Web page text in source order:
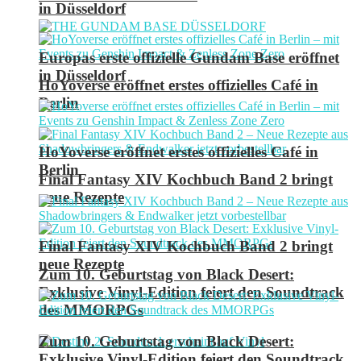
in Düsseldorf
HoYoverse eröffnet erstes offizielles Café in
Berlin
Final Fantasy XIV Kochbuch Band 2 bringt
neue Rezepte
Zum 10. Geburtstag von Black Desert:
Exklusive Vinyl-Edition feiert den Soundtrack
des MMORPGs
Europas erste offizielle Gundam Base eröffnet
in Düsseldorf
HoYoverse eröffnet erstes offizielles Café in
Berlin
Final Fantasy XIV Kochbuch Band 2 bringt
neue Rezepte
Zum 10. Geburtstag von Black Desert: